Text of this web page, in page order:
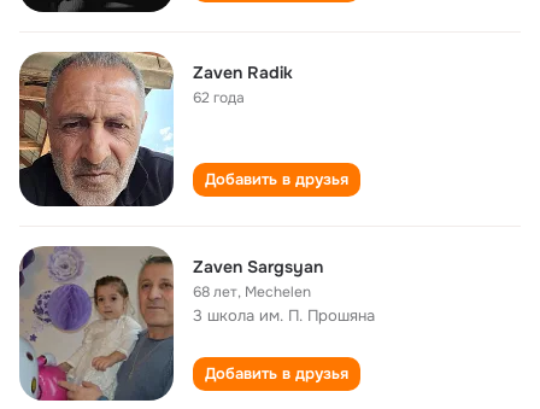
Zaven Radik
62 года
Добавить в друзья
Zaven Sargsyan
68 лет, Mechelen
3 школа им. П. Прошяна
Добавить в друзья